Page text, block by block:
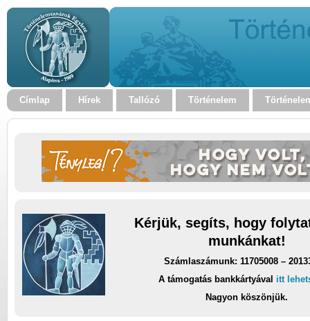
Címlap Hírek Tallózó Történelem
Kérjük, segíts, hogy
munkánkat!
Számlaszámunk: 11705008 –
A támogatás bankkártyával itt
Nagyon köszönjük.